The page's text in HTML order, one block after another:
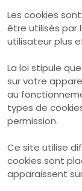
Les cookies
être utilisés par
utilisateur plus
La loi stipule
sur votre
au
types de
permission.
Ce site utilise
cookies sont
apparaissent